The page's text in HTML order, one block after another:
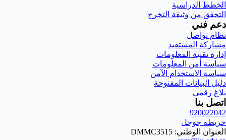
الخطط الدراسية
التحقق من وثيقة التخرج
دعم فني
نظام تواصل
مشاركة المستفيد
إدارة تقنية المعلومات
سياسة أمن المعلومات
سياسة الاستخدام الآمن
دليل البيانات المفتوحة
بلاغ رقمي
اتصل بنا
920022042
خريطة جوجل
العنوان الوطني: DMMC3515